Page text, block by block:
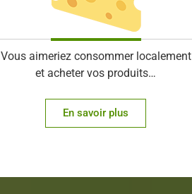
Vous aimeriez consommer localement
et acheter vos produits…
En savoir plus